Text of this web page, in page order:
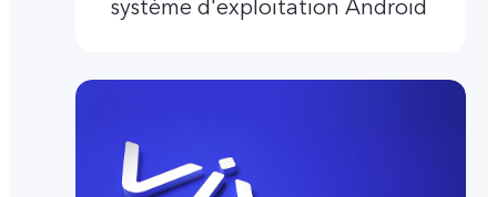
système d'exploitation Android